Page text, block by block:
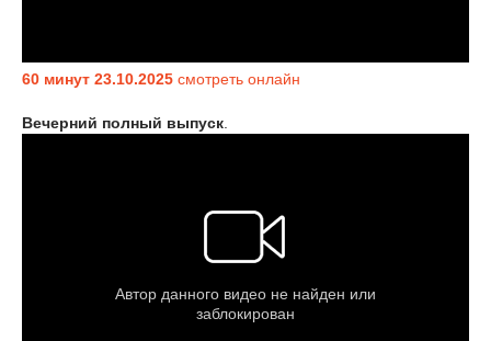
60 минут 23.10.2025 смотреть онлайн
Вечерний полный выпуск.